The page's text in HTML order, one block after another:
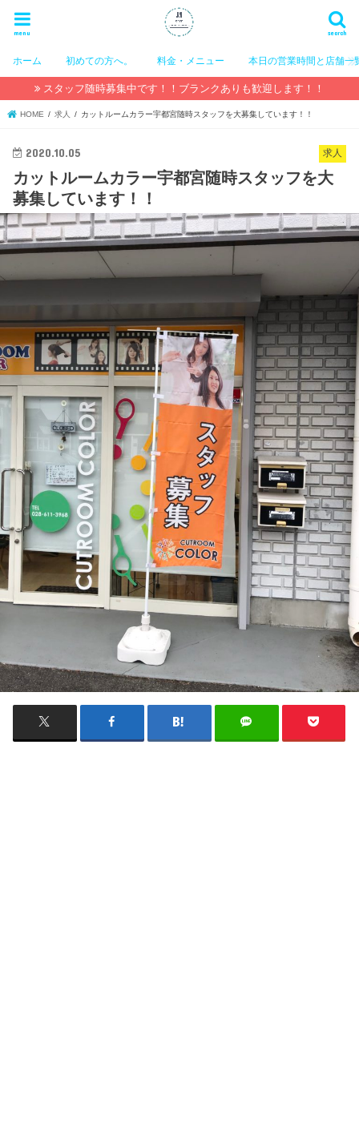
search
menu
ホーム 初めての方へ。 料金・メニュー 本日の営業時間と店舗一
スタッフ随時募集中です！！ブランクありも歓迎します！！
HOME 求人 カットルームカラー宇都宮随時スタッフを大募集しています！！
求人
2020.10.05
カットルームカラー宇都宮随時スタッフを大
募集しています！！